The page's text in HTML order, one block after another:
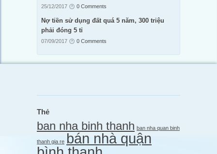
25/12/2017 0 Comments
Nợ tiền sử dụng đất quá 5 năm, 300 triệu
phải đóng 5 tỉ
07/09/2017 0 Comments
Thẻ
ban nha binh thanh ban nha quan binh
thanh gia re bán nhà quận